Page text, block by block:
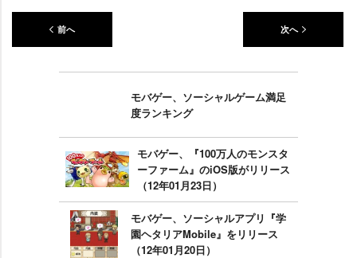
前へ 次へ
モバゲー、ソーシャルゲーム満足
度ランキング
モバゲー、『100万人のモンスタ
ーファーム』のiOS版がリリース
（12年01月23日）
モバゲー、ソーシャルアプリ『学
園ヘタリアMobile』をリリース
（12年01月20日）